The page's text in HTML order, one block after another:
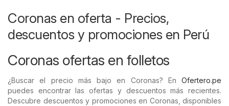
Coronas en oferta - Precios,
descuentos y promociones en Perú
Coronas ofertas en folletos
¿Buscar el precio más bajo en Coronas? En Ofertero.pe
puedes encontrar las ofertas y descuentos más recientes.
Descubre descuentos y promociones en Coronas, disponibles